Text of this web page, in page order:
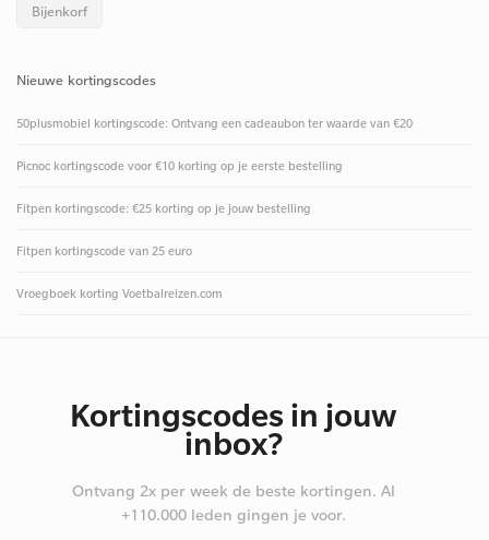
Bijenkorf
Nieuwe kortingscodes
50plusmobiel kortingscode: Ontvang een cadeaubon ter waarde van €20
Picnoc kortingscode voor €10 korting op je eerste bestelling
Fitpen kortingscode: €25 korting op je jouw bestelling
Fitpen kortingscode van 25 euro
Vroegboek korting Voetbalreizen.com
Kortingscodes in jouw
inbox?
Ontvang 2x per week de beste kortingen. Al
+110.000 leden gingen je voor.